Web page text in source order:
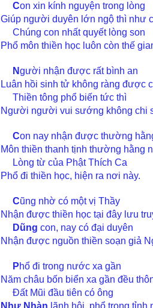
Con xin kính nguyện trong lòng
Giúp người duyên lớn ngộ thì như
Chúng con nhất quyết lòng son
Phổ môn thiền học luôn còn thế
Người nhận được rất bình an
Luân hồi sinh tử không ràng được
Thiền tông phổ biến tức thì
Người người vui sướng không chi
Con nay nhận được thường
Môn thiền thanh tịnh thường hằng
Lòng từ của Phật Thích Ca
Phổ đi thiền học, hiện ra nơi này.
Cũng nhờ có một vị Thầy
Nhận được thiền học tại đây lưu
Dũng con, nay có đại duyên
Nhận được nguồn thiền soạn giả
Phổ đi trong nước xa gần
Năm châu bốn biển xa gần đều
Đất Mũi đầu tiên có ông
Như Nhàn lãnh hội, phổ trong tỉnh